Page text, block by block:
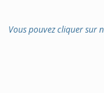
Vous pouvez cliquer sur